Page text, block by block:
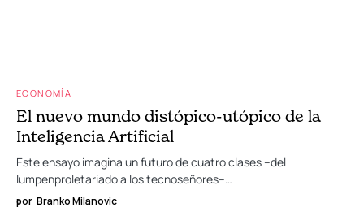
ECONOMÍA
El nuevo mundo distópico-utópico de la
Inteligencia Artificial
Este ensayo imagina un futuro de cuatro clases –del
lumpenproletariado a los tecnoseñores–…
por Branko Milanovic